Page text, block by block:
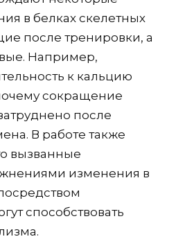
в белках скелетных
после тренировки, а
Например,
к кальцию
сокращение
после
В работе также
вызванные
изменения в
способствовать